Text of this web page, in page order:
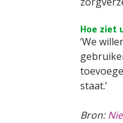
Hoe ziet
‘We
staat.’
Bron: